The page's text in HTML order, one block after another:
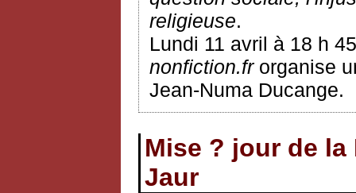
religieuse.
Lundi 11 avril à 18 h
nonfiction.frorganise
Jean-Numa Ducange.
Mise ? jour de
Jaur